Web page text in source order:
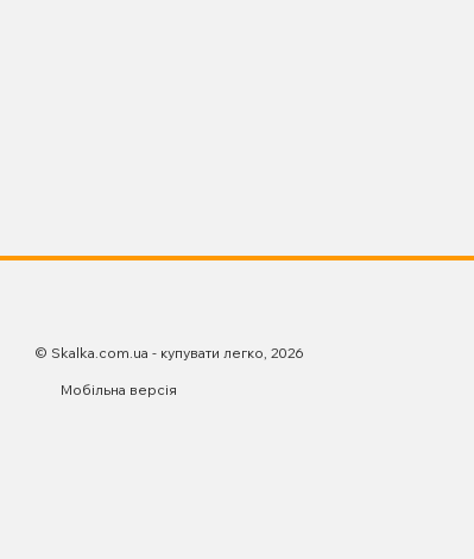
© Skalka.com.ua - купувати легко, 2026
Мобільна версія